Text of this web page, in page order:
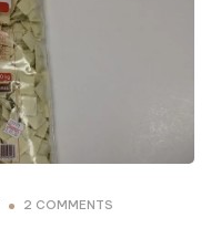
2 COMMENTS